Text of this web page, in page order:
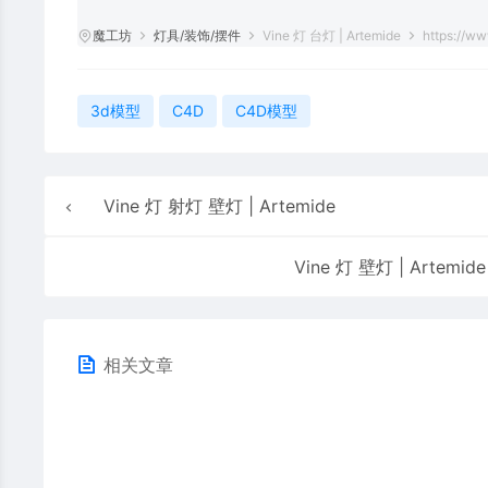
魔工坊 灯具/装饰/摆件 Vine 灯 台灯 | Artemide https://
3d模型 C4D C4D模型
Vine 灯 射灯 壁灯 | Artemide
Vine 灯 壁灯 | Artemide
相关文章